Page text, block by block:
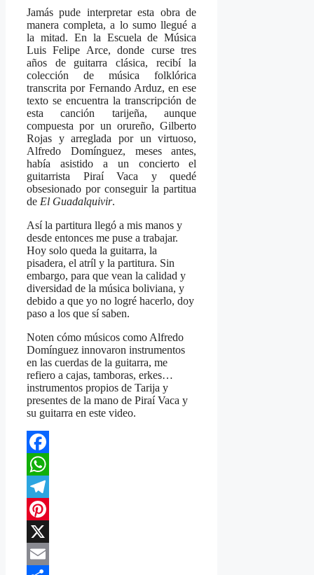
Jamás pude interpretar esta obra de
manera completa, a lo sumo llegué a
la mitad. En la Escuela de Música
Luis Felipe Arce, donde curse tres
años de guitarra clásica, recibí la
colección de música folklórica
transcrita por Fernando Arduz, en ese
texto se encuentra la transcripción de
esta canción tarijeña, aunque
compuesta por un orureño, Gilberto
Rojas y arreglada por un virtuoso,
Alfredo Domínguez, meses antes,
había asistido a un concierto el
guitarrista Piraí Vaca y quedé
obsesionado por conseguir la partitua
de El Guadalquivir.
Así la partitura llegó a mis manos y
desde entonces me puse a trabajar.
Hoy solo queda la guitarra, la
pisadera, el atríl y la partitura. Sin
embargo, para que vean la calidad y
diversidad de la música boliviana, y
debido a que yo no logré hacerlo, doy
paso a los que sí saben.
Noten cómo músicos como Alfredo
Domínguez innovaron instrumentos
en las cuerdas de la guitarra, me
refiero a cajas, tamboras, erkes…
instrumentos propios de Tarija y
presentes de la mano de Piraí Vaca y
su guitarra en este video.
Facebook
WhatsApp
Telegram
Pinterest
X